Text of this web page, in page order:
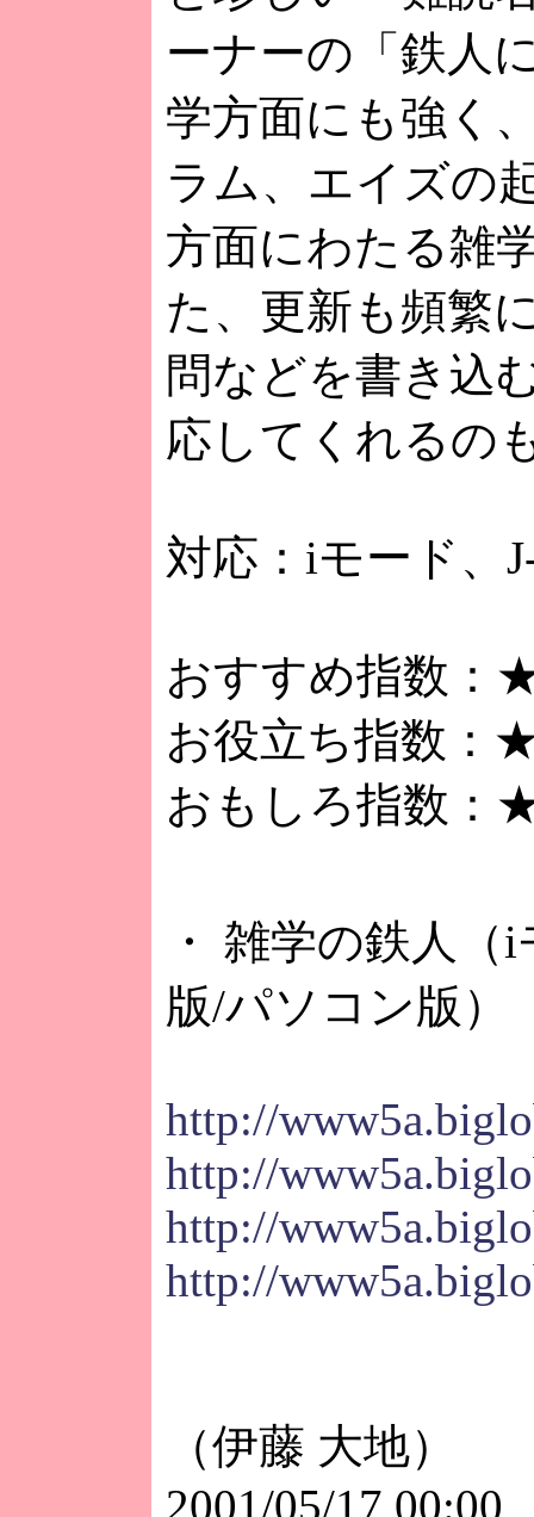
ーナーの「鉄人
学方面にも強く
ラム、エイズの
方面にわたる雑
た、更新も頻繁
問などを書き込
応してくれるの
対応：iモード、
おすすめ指数
お役立ち指数
おもしろ指数
・ 雑学の鉄人（
版/パソコン版）
http://
http://
http://
http://
（伊藤 大地）
2001/05/17 00:00